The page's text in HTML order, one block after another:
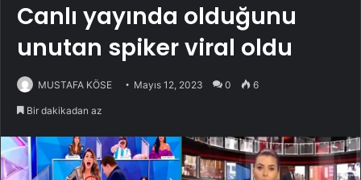
Canlı yayında olduğunu
unutan spiker viral oldu
MUSTAFA KÖSE Mayıs 12, 2023 0 6
Bir dakikadan az